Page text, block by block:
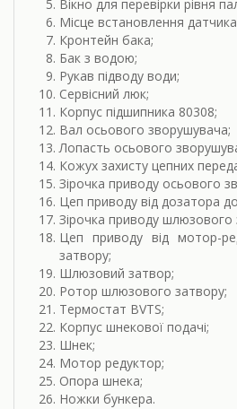
Вікно для перевірки рівня
Місце встановлення
Кронтейн бака;
Бак з водою;
Рукав підводу води;
Сервісний люк;
Корпус підшипника 80308;
Вал осьового зворушувача;
Лопасть осьового
Кожух захисту цепних
Зірочка приводу осьового
Цеп приводу від дозатора
Зірочка приводу шлюзового
Цеп приводу від мотор-
затвору;
Шлюзовий затвор;
Ротор шлюзового затвору;
Термостат BVTS;
Корпус шнекової подачі;
Шнек;
Мотор редуктор;
Опора шнека;
Ножки бункера.